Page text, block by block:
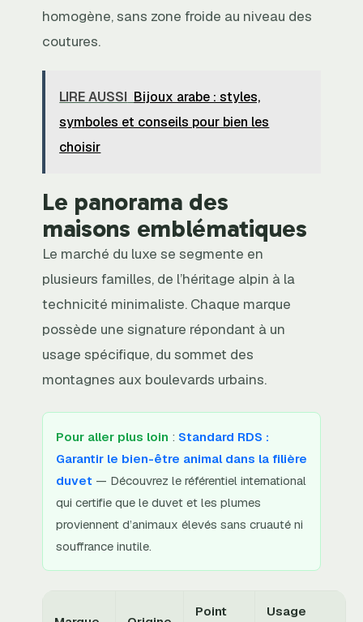
homogène, sans zone froide au niveau des
coutures.
LIRE AUSSI Bijoux arabe : styles,
symboles et conseils pour bien les
choisir
Le panorama des
maisons emblématiques
Le marché du luxe se segmente en
plusieurs familles, de l’héritage alpin à la
technicité minimaliste. Chaque marque
possède une signature répondant à un
usage spécifique, du sommet des
montagnes aux boulevards urbains.
Pour aller plus loin : Standard RDS :
Garantir le bien-être animal dans la filière
duvet — Découvrez le référentiel international
qui certifie que le duvet et les plumes
proviennent d’animaux élevés sans cruauté ni
souffrance inutile.
Point
Usage